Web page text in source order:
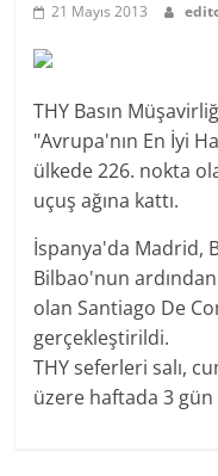
21 Mayıs 2013
THY Basın
"Avrupa'nın En İyi
ülkede 226. nokta
uçuş ağına kattı.
İspanya'da Madrid,
Bilbao'nun
olan Santiago De
gerçekleştirildi.
THY seferleri salı,
üzere haftada 3 gün